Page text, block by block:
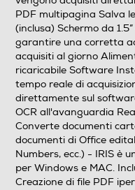
Bluetooth
ISCSI
Software in dotazione
Software Readiris Pro
PDF multipagina Salva
(inclusa) Schermo da
garantire una corretta
acquisiti al giorno
ricaricabile Software
tempo reale di
direttamente sul
OCR all'avanguardia
Converte documenti
documenti di Office
Numbers, ecc.) - IRIS è
per Windows e MAC.
Creazione di file PDF